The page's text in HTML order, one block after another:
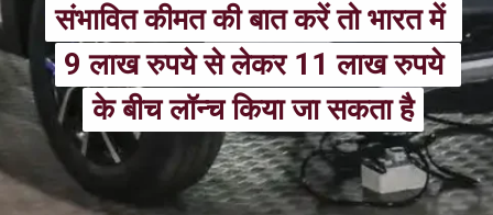
संभावित कीमत की बात करें तो भारत में
9 लाख रुपये से लेकर 11 लाख रुपये
के बीच लॉन्च किया जा सकता है
संभावित कीमत की बात करें तो भारत में
9 लाख रुपये से लेकर 11 लाख रुपये
के बीच लॉन्च किया जा सकता है